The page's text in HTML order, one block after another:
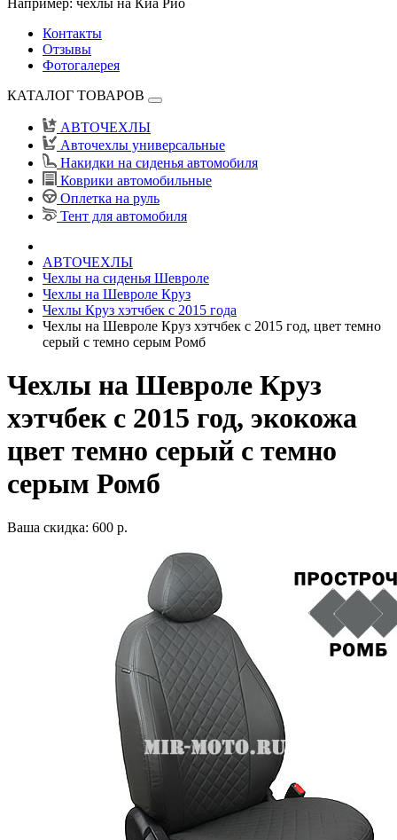
Например: чехлы на Киа Рио
Контакты
Отзывы
Фотогалерея
КАТАЛОГ ТОВАРОВ
АВТОЧЕХЛЫ
Авточехлы универсальные
Накидки на сиденья автомобиля
Коврики автомобильные
Оплетка на руль
Тент для автомобиля
АВТОЧЕХЛЫ
Чехлы на сиденья Шевроле
Чехлы на Шевроле Круз
Чехлы Круз хэтчбек с 2015 года
Чехлы на Шевроле Круз хэтчбек с 2015 год, цвет темно
серый с темно серым Ромб
Чехлы на Шевроле Круз
хэтчбек с 2015 год, экокожа
цвет темно серый с темно
серым Ромб
Ваша скидка: 600 р.